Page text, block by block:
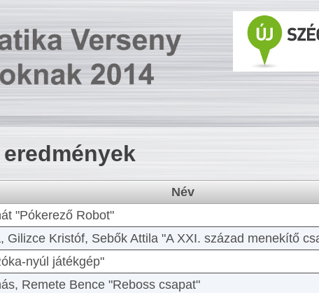
Név
"Pókerező Robot"
Gilizce Kristóf, Sebők Attila "A XXI. század menekítő
nyúl játékgép"
Remete Bence "Reboss csapat"